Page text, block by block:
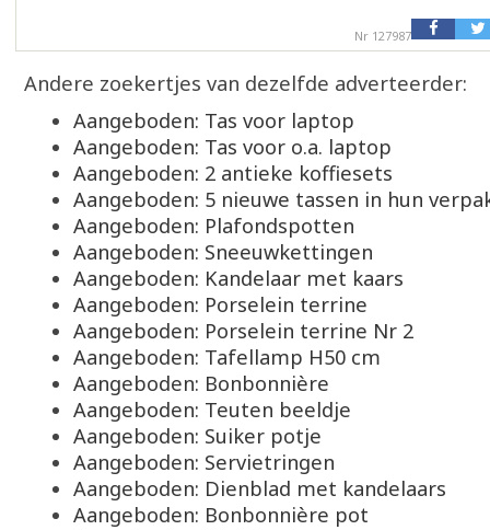
Nr 127987
Andere zoekertjes van dezelfde adverteerder:
Aangeboden: Tas voor laptop
Aangeboden: Tas voor o.a. laptop
Aangeboden: 2 antieke koffiesets
Aangeboden: 5 nieuwe tassen in hun
Aangeboden: Plafondspotten
Aangeboden: Sneeuwkettingen
Aangeboden: Kandelaar met kaars
Aangeboden: Porselein terrine
Aangeboden: Porselein terrine Nr 2
Aangeboden: Tafellamp H50 cm
Aangeboden: Bonbonnière
Aangeboden: Teuten beeldje
Aangeboden: Suiker potje
Aangeboden: Servietringen
Aangeboden: Dienblad met kandelaars
Aangeboden: Bonbonnière pot